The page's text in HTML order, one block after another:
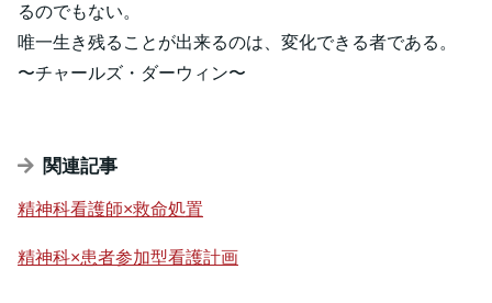
るのでもない。
唯一生き残ることが出来るのは、変化できる者である。
〜チャールズ・ダーウィン〜
関連記事
精神科看護師×救命処置
精神科×患者参加型看護計画